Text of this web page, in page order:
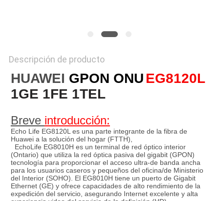
Descripción de producto
HUAWEI GPON ONUEG8120L
1GE 1FE 1TEL
Breve introducción:
Echo Life EG8120L es una parte integrante de la fibra de
Huawei a la solución del hogar (FTTH),
EchoLife EG8010H es un terminal de red óptico interior
(Ontario) que utiliza la red óptica pasiva del gigabit (GPON)
tecnología para proporcionar el acceso ultra-de banda ancha
para los usuarios caseros y pequeños del oficina/de Ministerio
del Interior (SOHO). El EG8010H tiene un puerto de Gigabit
Ethernet (GE) y ofrece capacidades de alto rendimiento de la
expedición del servicio, asegurando Internet excelente y alta